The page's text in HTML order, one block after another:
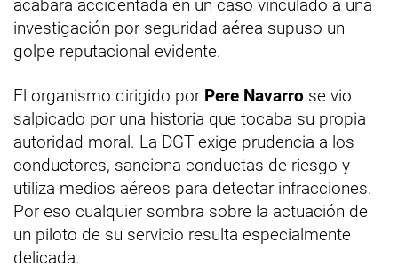
acabara accidentada en un caso vinculado a una
investigación por seguridad aérea supuso un
golpe reputacional evidente.
El organismo dirigido por Pere Navarro se vio
salpicado por una historia que tocaba su propia
autoridad moral. La DGT exige prudencia a los
conductores, sanciona conductas de riesgo y
utiliza medios aéreos para detectar infracciones.
Por eso cualquier sombra sobre la actuación de
un piloto de su servicio resulta especialmente
delicada.